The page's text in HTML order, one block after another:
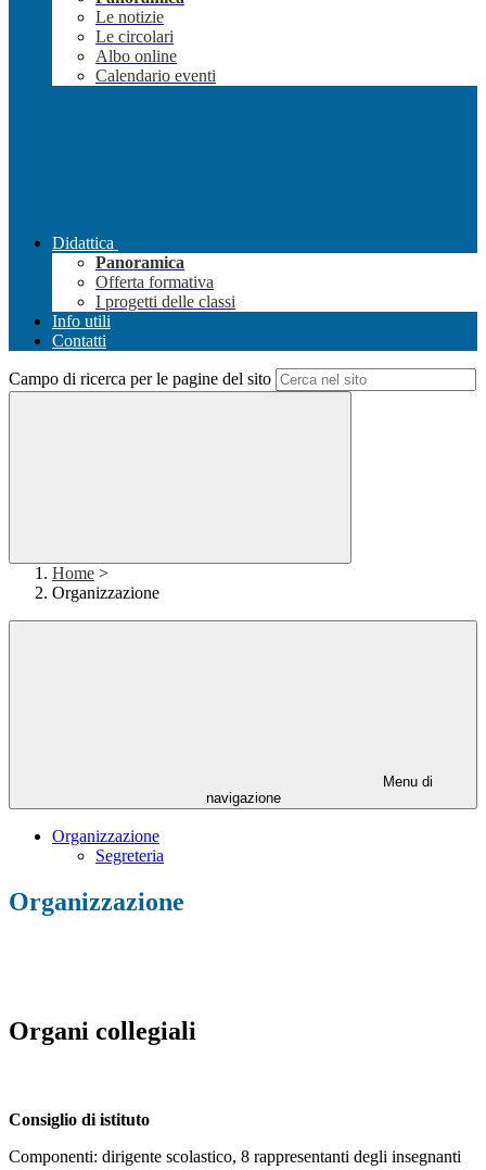
Le notizie
Le circolari
Albo online
Calendario eventi
Didattica
Panoramica
Offerta formativa
I progetti delle classi
Info utili
Contatti
Campo di ricerca per le pagine del sito
Home >
Organizzazione
Menu di
navigazione
Organizzazione
Segreteria
Organizzazione
Organi collegiali
Consiglio di istituto
Componenti: dirigente scolastico, 8 rappresentanti degli insegnanti